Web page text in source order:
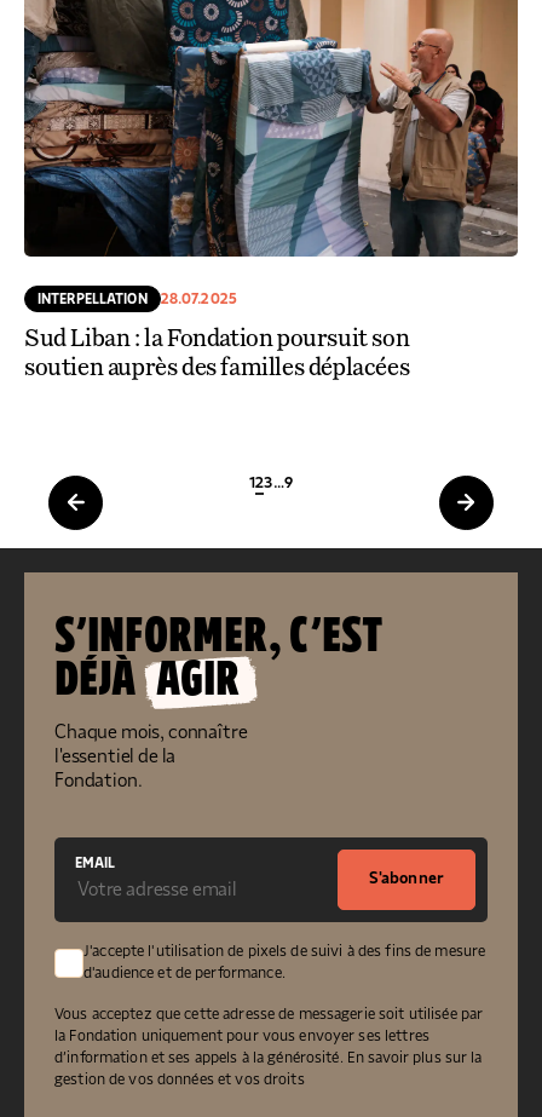
INTERPELLATION 28.07.2025
Sud Liban : la Fondation poursuit son
soutien auprès des familles déplacées
123…9
S’INFORMER, C’EST
DÉJÀ AGIR
Chaque mois, connaître
l'essentiel de la
Fondation.
EMAIL
S'abonner
J'accepte l'utilisation de pixels de suivi à des fins de mesure
d'audience et de performance.
Vous acceptez que cette adresse de messagerie soit utilisée par
la Fondation uniquement pour vous envoyer ses lettres
d’information et ses appels à la générosité. En savoir plus sur la
gestion de vos données et vos droits